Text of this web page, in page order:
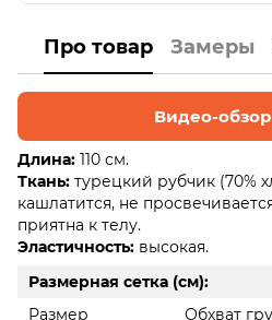
Про товар Замеры
Видео-обзор
Длина: 110 см.
Ткань: турецкий рубчик (70%
кашлатится, не
приятна к телу.
Эластичность: высокая.
Размерная сетка (см):
Размер
Обхват